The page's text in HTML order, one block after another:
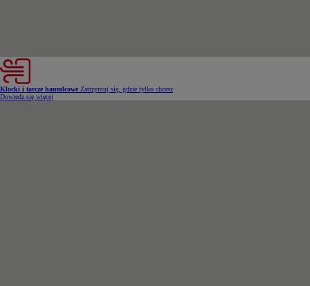
Klocki i tarcze hamulcowe Zatrzymuj się, gdzie tylko chcesz
Dowiedz się więcej